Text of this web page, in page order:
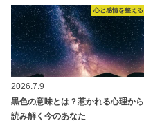
心と感情を整える
2026.7.9
黒色の意味とは？惹かれる心理から
読み解く今のあなた